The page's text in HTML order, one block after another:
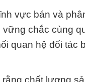
vực bán và
chắc cùng
quan hệ đối tác
chất lượng